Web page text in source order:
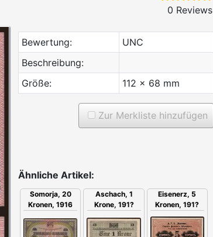
0 Reviews
Bewertung:
UNC
Beschreibung:
Größe:
112 x 68 mm
Zur Merkliste hinzufügen
Ähnliche Artikel:
Somorja, 20
Kronen, 1916
Aschach, 1
Krone, 191?
Eisenerz, 5
Kronen, 191?